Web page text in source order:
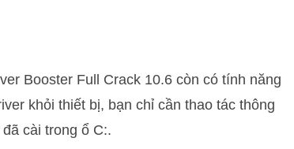
Booster Full Crack 10.6 còn có tính năng
khỏi thiết bị, bạn chỉ cần thao tác thông
cài trong ổ C:.